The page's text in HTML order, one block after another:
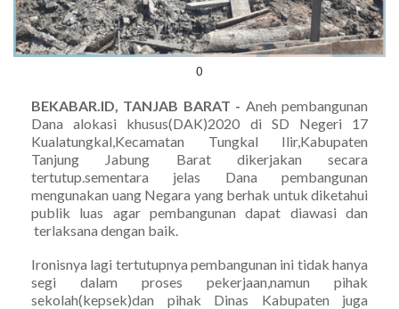
0
BEKABAR.ID, TANJAB BARAT - Aneh pembangunan
Dana alokasi khusus(DAK)2020 di SD Negeri 17
Kualatungkal,Kecamatan Tungkal Ilir,Kabupaten
Tanjung Jabung Barat dikerjakan secara
tertutup.sementara jelas Dana pembangunan
mengunakan uang Negara yang berhak untuk diketahui
publik luas agar pembangunan dapat diawasi dan
terlaksana dengan baik.
Ironisnya lagi tertutupnya pembangunan ini tidak hanya
segi dalam proses pekerjaan,namun pihak
sekolah(kepsek)dan pihak Dinas Kabupaten juga